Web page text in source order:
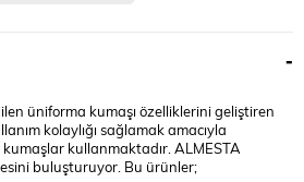
üniforma kumaşı özelliklerini geliştiren
kolaylığı sağlamak amacıyla
kullanmaktadır. ALMESTA
buluşturuyor. Bu ürünler;